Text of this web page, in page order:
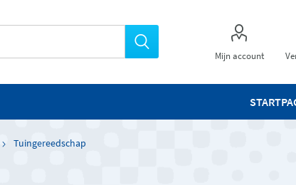
Mijn account
Tuingereedschap